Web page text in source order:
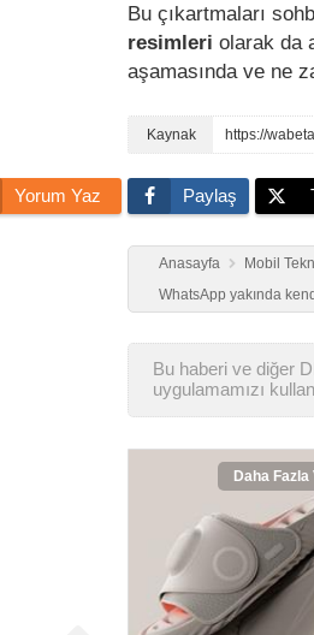
Bu çıkartmaları
resimleri olarak da
aşamasında ve ne
https://
Yorum Yaz Paylaş
Anasayfa Mobil
WhatsApp yakında
Bu haberi ve diğer
uygulamamızı
Daha Fazla